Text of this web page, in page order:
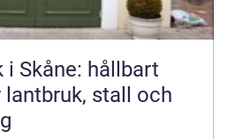
i Skåne: hållbart
lantbruk, stall och